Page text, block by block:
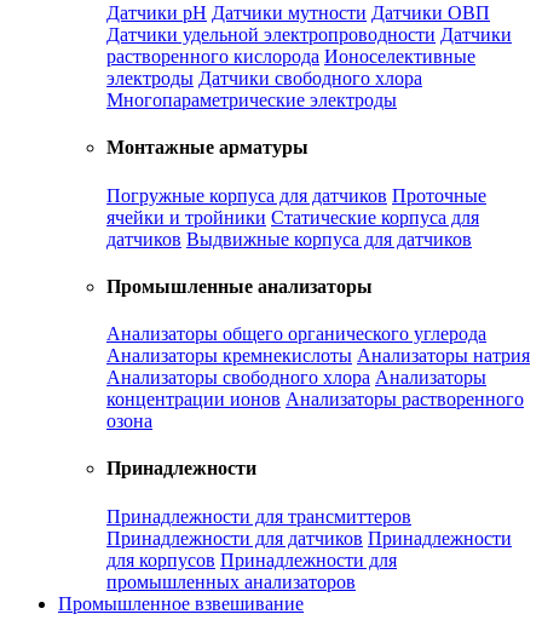
Датчики рН Датчики мутности Датчики ОВП
Датчики удельной электропроводности Датчики
растворенного кислорода Ионоселективные
электроды Датчики свободного хлора
Многопараметрические электроды
Монтажные арматуры
Погружные корпуса для датчиков Проточные
ячейки и тройники Статические корпуса для
датчиков Выдвижные корпуса для датчиков
Промышленные анализаторы
Анализаторы общего органического углерода
Анализаторы кремнекислоты Анализаторы натрия
Анализаторы свободного хлора Анализаторы
концентрации ионов Анализаторы растворенного
озона
Принадлежности
Принадлежности для трансмиттеров
Принадлежности для датчиков Принадлежности
для корпусов Принадлежности для
промышленных анализаторов
Промышленное взвешивание